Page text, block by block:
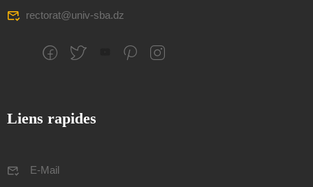
rectorat@univ-sba.dz
Liens rapides
E-Mail